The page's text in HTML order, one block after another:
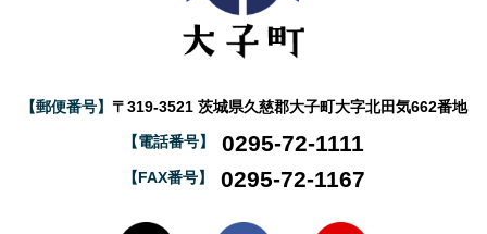
【郵便番号】 〒319-3521 茨城県久慈郡大子町大字北田気662番地
【電話番号】 0295-72-1111
【FAX番号】 0295-72-1167